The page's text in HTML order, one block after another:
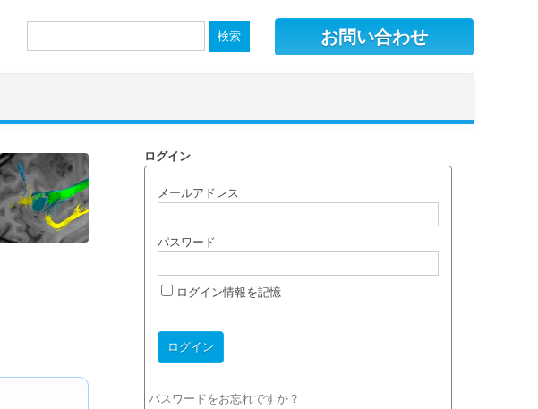
検
お問い合わせ
ログイン
メールアドレス
パスワード
ログイン情報を記憶
パスワードをお忘れですか？